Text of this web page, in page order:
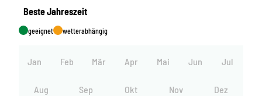
Beste Jahreszeit
geeignet wetterabhängig
Jan Feb Mär Apr Mai Jun Jul
Aug Sep Okt Nov Dez